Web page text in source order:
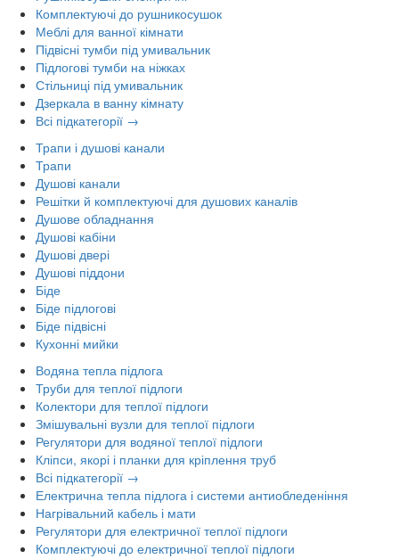
Комплектуючі до рушникосушок
Меблі для ванної кімнати
Підвісні тумби під умивальник
Підлогові тумби на ніжках
Стільниці під умивальник
Дзеркала в ванну кімнату
Всі підкатегорії →
Трапи і душові канали
Трапи
Душові канали
Решітки й комплектуючі для душових каналів
Душове обладнання
Душові кабіни
Душові двері
Душові піддони
Біде
Біде підлогові
Біде підвісні
Кухонні мийки
Водяна тепла підлога
Труби для теплої підлоги
Колектори для теплої підлоги
Змішувальні вузли для теплої підлоги
Регулятори для водяної теплої підлоги
Кліпси, якорі і планки для кріплення труб
Всі підкатегорії →
Електрична тепла підлога і системи антиобледеніння
Нагрівальний кабель і мати
Регулятори для електричної теплої підлоги
Комплектуючі до електричної теплої підлоги